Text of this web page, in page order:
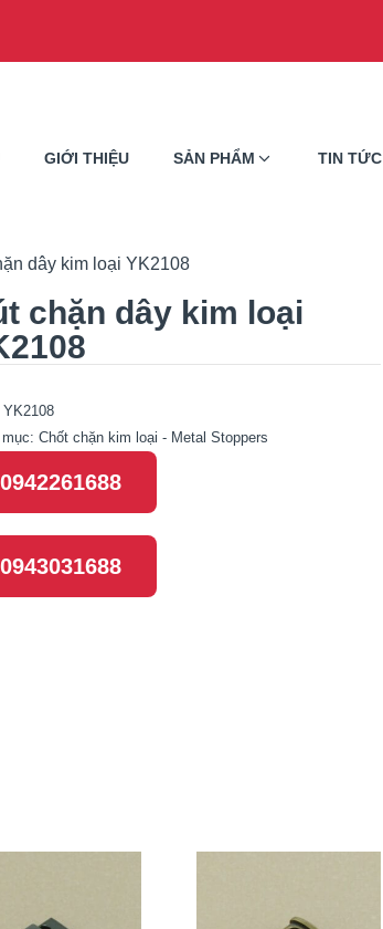
GIỚI THIỆU SẢN PHẨM TIN TỨC
dây kim loại YK2108
chặn dây kim loại
YK2108
mục: Chốt chặn kim loại - Metal Stoppers
0942261688
0943031688